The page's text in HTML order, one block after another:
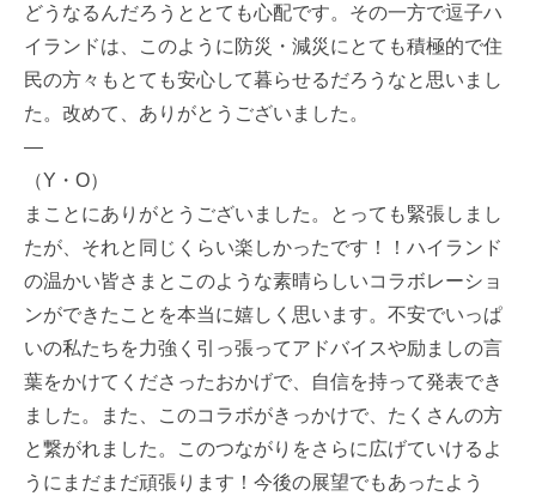
どうなるんだろうととても心配です。その一方で逗子ハ
イランドは、このように防災・減災にとても積極的で住
民の方々もとても安心して暮らせるだろうなと思いまし
た。改めて、ありがとうございました。
—
（Y・O）
まことにありがとうございました。とっても緊張しまし
たが、それと同じくらい楽しかったです！！ハイランド
の温かい皆さまとこのような素晴らしいコラボレーショ
ンができたことを本当に嬉しく思います。不安でいっぱ
いの私たちを力強く引っ張ってアドバイスや励ましの言
葉をかけてくださったおかげで、自信を持って発表でき
ました。また、このコラボがきっかけで、たくさんの方
と繋がれました。このつながりをさらに広げていけるよ
うにまだまだ頑張ります！今後の展望でもあったよう